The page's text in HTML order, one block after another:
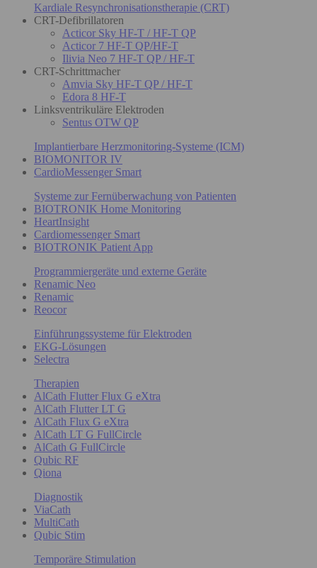
Kardiale Resynchronisationstherapie (CRT)
CRT-Defibrillatoren
Acticor Sky HF-T / HF-T QP
Acticor 7 HF-T QP/HF-T
Ilivia Neo 7 HF-T QP / HF-T
CRT-Schrittmacher
Amvia Sky HF-T QP / HF-T
Edora 8 HF-T
Linksventrikuläre Elektroden
Sentus OTW QP
Implantierbare Herzmonitoring-Systeme (ICM)
BIOMONITOR IV
CardioMessenger Smart
Systeme zur Fernüberwachung von Patienten
BIOTRONIK Home Monitoring
HeartInsight
Cardiomessenger Smart
BIOTRONIK Patient App
Programmiergeräte und externe Geräte
Renamic Neo
Renamic
Reocor
Einführungssysteme für Elektroden
EKG-Lösungen
Selectra
Therapien
AlCath Flutter Flux G eXtra
AlCath Flutter LT G
AlCath Flux G eXtra
AlCath LT G FullCircle
AlCath G FullCircle
Qubic RF
Qiona
Diagnostik
ViaCath
MultiCath
Qubic Stim
Temporäre Stimulation